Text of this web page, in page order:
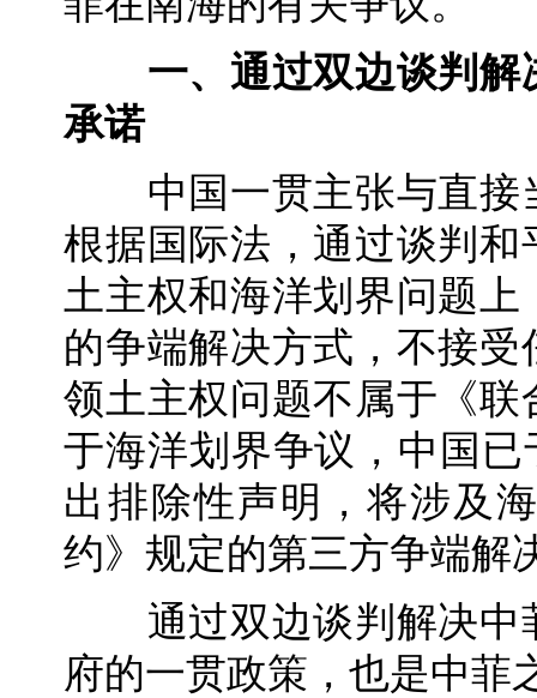
一、通过双边谈判解
承诺
中国一贯主张与直接
根据国际法，通过谈判
土主权和海洋划界问题
的争端解决方式，不接
领土主权问题不属于《
于海洋划界争议，中国
出排除性声明，将涉及
约》规定的第三方争端解
通过双边谈判解决中
府的一贯政策，也是中菲